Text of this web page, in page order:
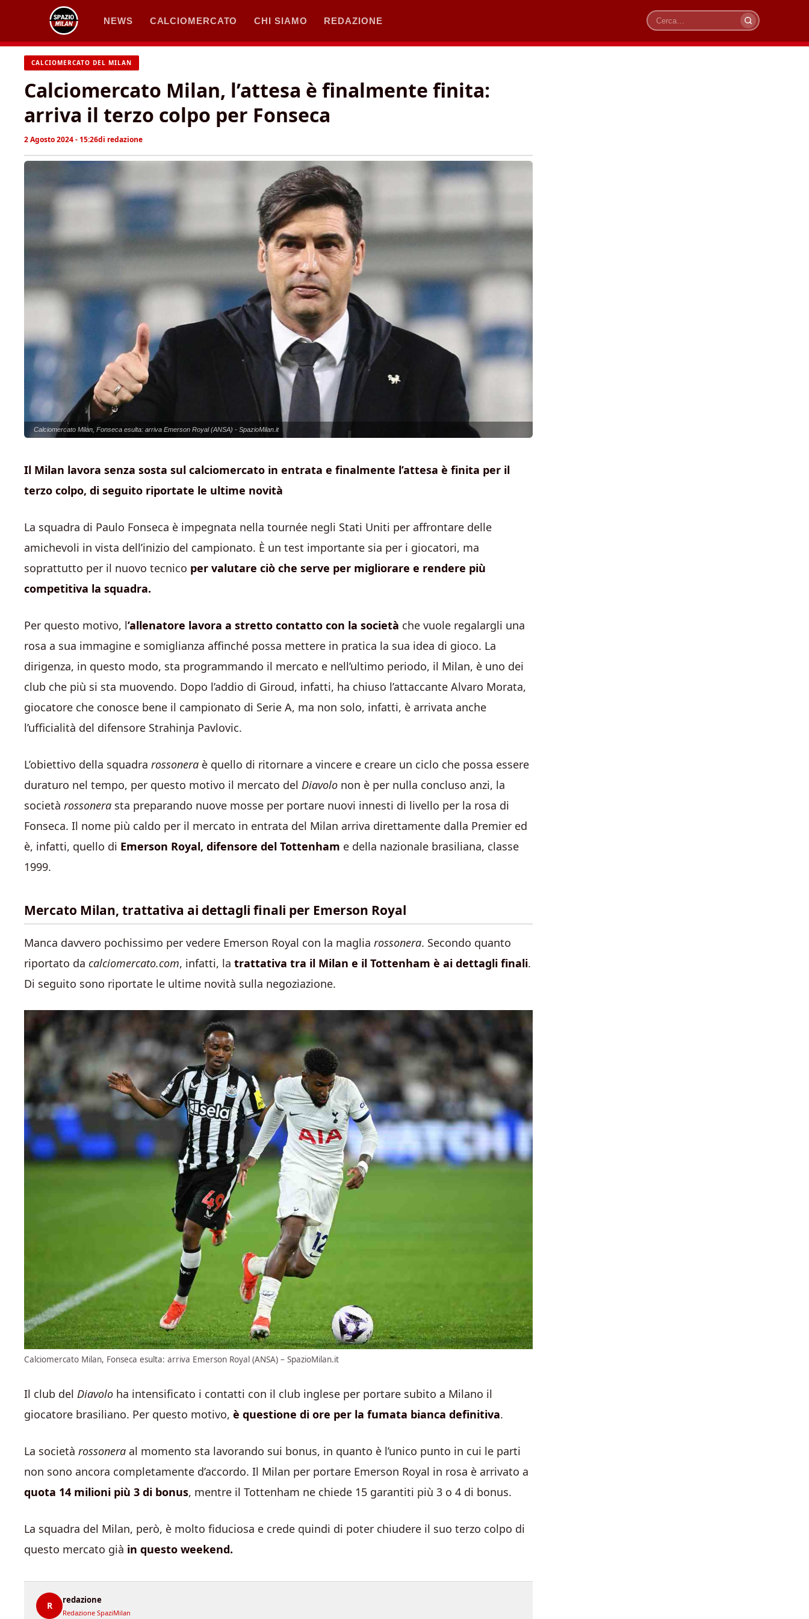
contenuto
NEWS CALCIOMERCATO CHI SIAMO REDAZIONE
Cerca
CALCIOMERCATO DEL MILAN
Calciomercato Milan, l’attesa è finalmente finita:
arriva il terzo colpo per Fonseca
2 Agosto 2024 - 15:26di redazione
Calciomercato Milan, Fonseca esulta: arriva Emerson Royal (ANSA) - SpazioMilan.it
Il Milan lavora senza sosta sul calciomercato in entrata e finalmente l’attesa è finita per il
terzo colpo, di seguito riportate le ultime novità
La squadra di Paulo Fonseca è impegnata nella tournée negli Stati Uniti per affrontare delle
amichevoli in vista dell’inizio del campionato. È un test importante sia per i giocatori, ma
soprattutto per il nuovo tecnico per valutare ciò che serve per migliorare e rendere più
competitiva la squadra.
Per questo motivo, l’allenatore lavora a stretto contatto con la società che vuole regalargli una
rosa a sua immagine e somiglianza affinché possa mettere in pratica la sua idea di gioco. La
dirigenza, in questo modo, sta programmando il mercato e nell’ultimo periodo, il Milan, è uno dei
club che più si sta muovendo. Dopo l’addio di Giroud, infatti, ha chiuso l’attaccante Alvaro Morata,
giocatore che conosce bene il campionato di Serie A, ma non solo, infatti, è arrivata anche
l’ufficialità del difensore Strahinja Pavlovic.
L’obiettivo della squadra rossonera è quello di ritornare a vincere e creare un ciclo che possa essere
duraturo nel tempo, per questo motivo il mercato del Diavolo non è per nulla concluso anzi, la
società rossonera sta preparando nuove mosse per portare nuovi innesti di livello per la rosa di
Fonseca. Il nome più caldo per il mercato in entrata del Milan arriva direttamente dalla Premier ed
è, infatti, quello di Emerson Royal, difensore del Tottenham e della nazionale brasiliana, classe
1999.
Mercato Milan, trattativa ai dettagli finali per Emerson Royal
Manca davvero pochissimo per vedere Emerson Royal con la maglia rossonera. Secondo quanto
riportato da calciomercato.com, infatti, la trattativa tra il Milan e il Tottenham è ai dettagli finali.
Di seguito sono riportate le ultime novità sulla negoziazione.
Calciomercato Milan, Fonseca esulta: arriva Emerson Royal (ANSA) – SpazioMilan.it
Il club del Diavolo ha intensificato i contatti con il club inglese per portare subito a Milano il
giocatore brasiliano. Per questo motivo, è questione di ore per la fumata bianca definitiva.
La società rossonera al momento sta lavorando sui bonus, in quanto è l’unico punto in cui le parti
non sono ancora completamente d’accordo. Il Milan per portare Emerson Royal in rosa è arrivato a
quota 14 milioni più 3 di bonus, mentre il Tottenham ne chiede 15 garantiti più 3 o 4 di bonus.
La squadra del Milan, però, è molto fiduciosa e crede quindi di poter chiudere il suo terzo colpo di
questo mercato già in questo weekend.
R
redazione
Redazione SpaziMilan